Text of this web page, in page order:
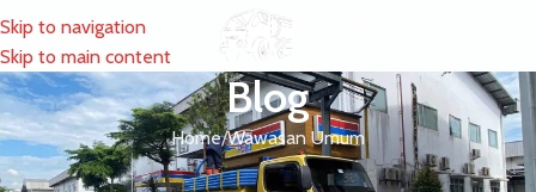
Skip to navigation
Skip to main content
MENU
Blog
Home Wawasan Umum
WAWASAN UMUM